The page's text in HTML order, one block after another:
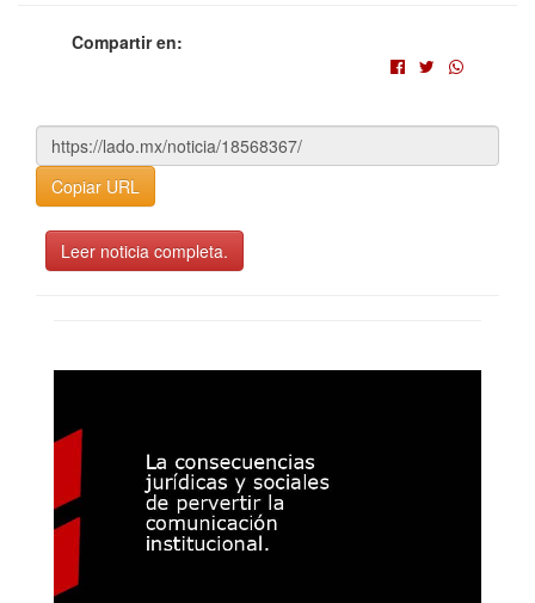
Compartir en:
Copiar URL
Leer noticia completa.